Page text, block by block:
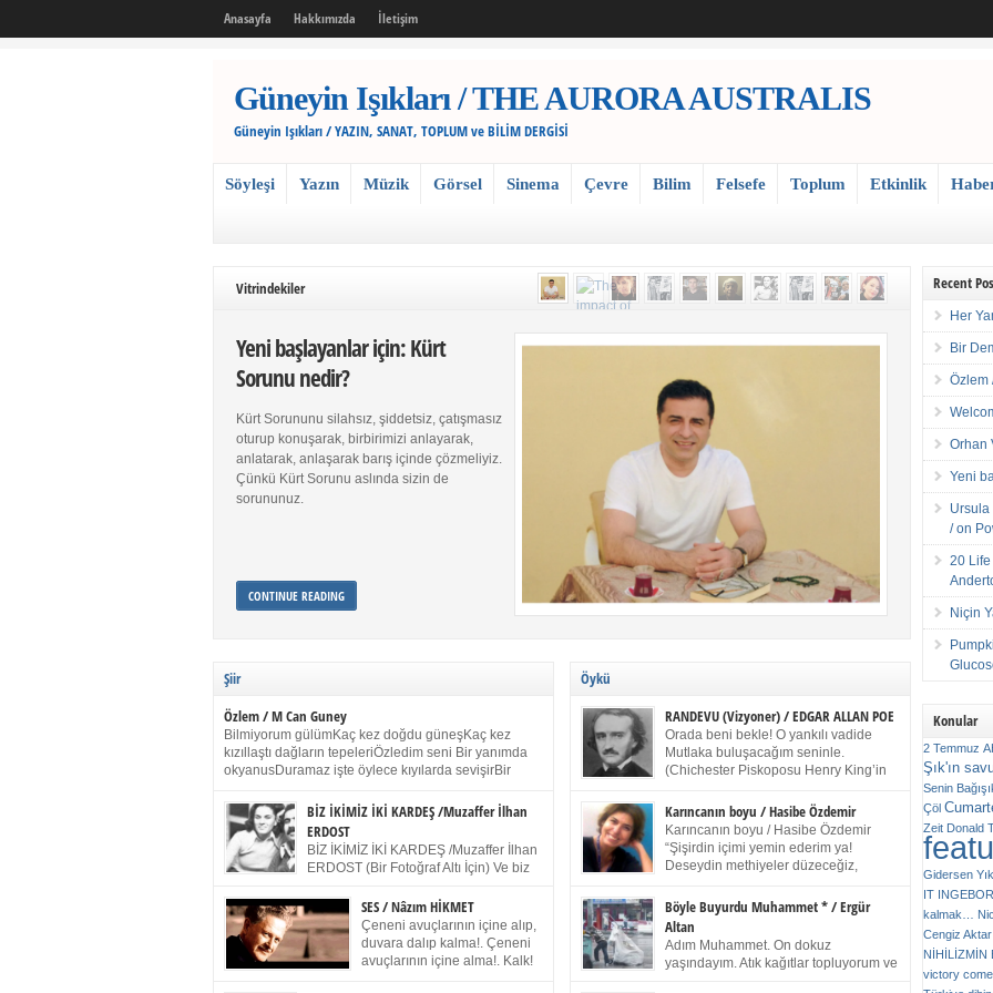
Anasayfa Hakkımızda İletişim
Güneyin Işıkları / THE AURORA AUSTRALIS
Güneyin Işıkları / YAZIN, SANAT, TOPLUM ve BİLİM DERGİSİ
Söyleşi Yazın Müzik Görsel Sinema Çevre Bilim Felsefe Toplum Etkinlik
Vitrindekiler
Yeni başlayanlar için: Kürt
Sorunu nedir?
Kürt Sorununu silahsız, şiddetsiz, çatışmasız
oturup konuşarak, birbirimizi anlayarak,
anlatarak, anlaşarak barış içinde çözmeliyiz.
Çünkü Kürt Sorunu aslında sizin de
sorununuz.
CONTINUE READING
Şiir
Özlem / M Can Guney
Bilmiyorum gülümKaç kez doğdu güneşKaç kez
kızıllaştı dağların tepeleriÖzledim seni Bir yanımda
okyanusDuramaz işte öylece kıyılarda sevişirBir
dururSokulur yalnızlığıma kokun olur Gözlerim bir
buruk gülümsemeDudağımda buğusu
öpüşlerinGeceler boyuÖzledim seni 2004 Haziran
Sydney / Toplumsal Kaynak / Memduh Güney
BİZ İKİMİZ İKİ KARDEŞ /Muzaffer İlhan
ERDOST
BİZ İKİMİZ İKİ KARDEŞ /Muzaffer İlhan
ERDOST (Bir Fotoğraf Altı İçin) Ve biz
Duracağız Fotoğrafımızda durduğumuz gibi Benim
ellerimde kelepçe Yüzümde yapay bir gülüş
(Kelepçeyi yadırgamanın gülüşü belki İlk kez olduğu
için Sonra alıştım Ve unuttum sonra kelepçeyi
SES / Nâzım HİKMET
Çeneni avuçlarının içine alıp,
duvara dalıp kalma!. Çeneni
avuçlarının içine alma!. Kalk!
Öykü
RANDEVU (Vizyoner) / EDGAR ALLAN POE
Orada beni bekle! O yankılı vadide
Mutlaka buluşacağım seninle.
(Chichester Piskoposu Henry King’in
Talihsiz ve gizemli adam! – Sen ki kendi hayal
gücünün parlaklığıyla afalladın, gençliğinin alevleri
arasına düştün! Hayalimde seni tekrar görüyorum!
Bir kez daha önümde duruyor siluetin! – Olduğun –
ah olduğun gibi değil soğuk vadide ve gölgelerin […]
Karıncanın boyu / Hasibe Özdemir
Karıncanın boyu / Hasibe Özdemir
“Şişirdin içimi yemin ederim ya!
Deseydin methiyeler düzeceğiz,
titriyor. “Sana gel demedim kızım.” diyorum sakince.
“Takıldın peşime madem, ne duyarsan
katlanacaksın.” Bir sigara yakıyor. Başını yana yatırıp,
bezmiş annelerin yılgın bakışıyla süzüyor beni.
Kaşlarımı kaldırıp ona bakıyorum ben de. Pes ediyor.
Böyle Buyurdu Muhammet * / Ergür
Altan
Adım Muhammet. On dokuz
yaşındayım. Atık kağıtlar topluyorum ve
Recent
Her
Bir
Özlem
Orhan
Yeni
Ursula
/ on
20
Niçin
Konular
2 Temmuz
Şık'ın
Senin
Çöl
Zeit Donald
Gidersen
IT
kalmak…
Cengiz Aktar
NİHİLİZMİN
victory